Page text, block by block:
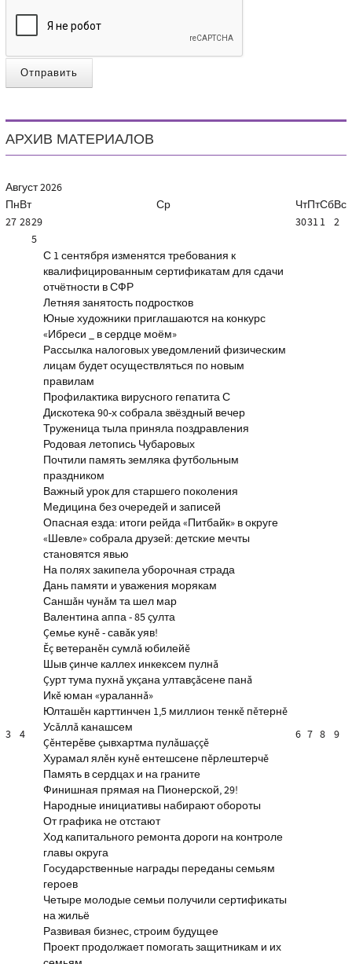
Отправить
АРХИВ МАТЕРИАЛОВ
Август2026
ПнВт Ср ЧтПтСбВс
27 2829 30311 2
3 4
5
С 1 сентября изменятся требования к
квалифицированным сертификатам для сдачи
отчётности в СФР
Летняя занятость подростков
Юные художники приглашаются на конкурс
«Ибреси _ в сердце моём»
Рассылка налоговых уведомлений физическим
лицам будет осуществляться по новым
правилам
Профилактика вирусного гепатита С
Дискотека 90-х собрала звёздный вечер
Труженица тыла приняла поздравления
Родовая летопись Чубаровых
Почтили память земляка футбольным
праздником
Важный урок для старшего поколения
Медицина без очередей и записей
Опасная езда: итоги рейда «Питбайк» в округе
«Шевле» собрала друзей: детские мечты
становятся явью
На полях закипела уборочная страда
Дань памяти и уважения морякам
Саншăн чунăм та шел мар
Валентина аппа - 85 çулта
Çемье кунĕ - савăк уяв!
Ĕç ветеранĕн сумлă юбилейĕ
Шыв çинче каллех инкексем пулнă
Çурт тума пухнă укçана ултавçăсене панă
Икĕ юман «ураланнă»
Юлташĕн карттинчен 1,5 миллион тенкĕ пĕтернĕ
Усăллă канашсем
Çĕнтерĕве çывхартма пулăшаççĕ
Хурамал ялĕн кунĕ ентешсене пĕрлештерчĕ
Память в сердцах и на граните
Финишная прямая на Пионерской, 29!
Народные инициативы набирают обороты
От графика не отстают
Ход капитального ремонта дороги на контроле
главы округа
Государственные награды переданы семьям
героев
Четыре молодые семьи получили сертификаты
на жильё
Развивая бизнес, строим будущее
Проект продолжает помогать защитникам и их
6 7 8 9